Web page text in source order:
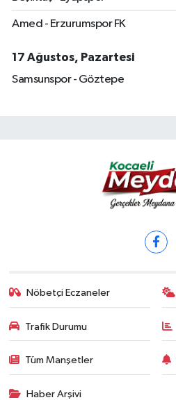
Amed - Erzurumspor FK
17 Ağustos, Pazartesi
Samsunspor - Göztepe
Nöbetçi Eczaneler
Trafik Durumu
Tüm Manşetler
Haber Arşivi